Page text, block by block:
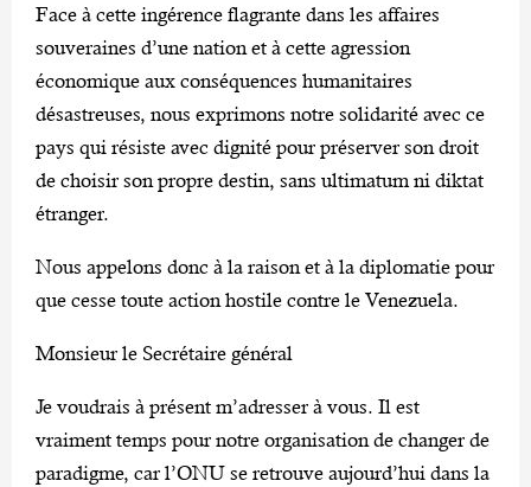
Face à cette ingérence flagrante dans les affaires
souveraines d’une nation et à cette agression
économique aux conséquences humanitaires
désastreuses, nous exprimons notre solidarité avec ce
pays qui résiste avec dignité pour préserver son droit
de choisir son propre destin, sans ultimatum ni diktat
étranger.
Nous appelons donc à la raison et à la diplomatie pour
que cesse toute action hostile contre le Venezuela.
Monsieur le Secrétaire général
Je voudrais à présent m’adresser à vous. Il est
vraiment temps pour notre organisation de changer de
paradigme, car l’ONU se retrouve aujourd’hui dans la